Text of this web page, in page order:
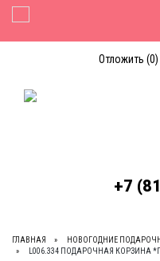
Отложить (0)
+7
Toggle Navigation
ГЛАВНАЯ
НОВОГОДНИЕ
L006.334 ПОДАРОЧНАЯ КОРЗИНА